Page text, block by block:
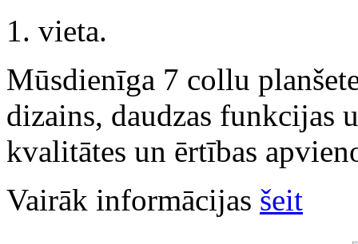
1. vieta.
Mūsdienīga 7 collu
dizains, daudzas funkcijas
kvalitātes un ērtības
Vairāk informācijas šeit